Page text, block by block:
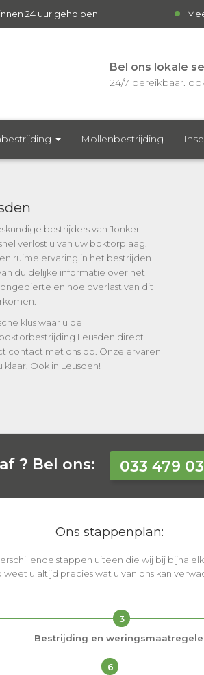
24 uur geholpen
Bel ons lokale
24/7 bereikbaar.
Mollenbestrijding
bestrijders van Jonker
verlost u van uw boktorplaag.
ruime ervaring in het bestrijden
duidelijke informatie over het
en hoe overlast van dit
klus waar u de
Leusden direct
contact met ons op. Onze ervaren
Ook in Leusden!
? Bel ons: 033 479
Ons stappenplan:
stappen uiteen die wij bij bijna
weet u altijd precies wat u van ons kan
3
Bestrijding en
6